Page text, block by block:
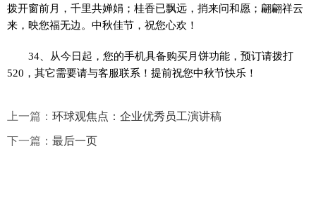
拨开窗前月，千里共婵娟；桂香已飘远，捎来问和愿；翩翩祥云
来，映您福无边。中秋佳节，祝您心欢！
34、从今日起，您的手机具备购买月饼功能，预订请拨打
520，其它需要请与客服联系！提前祝您中秋节快乐！
上一篇： 环球观焦点：企业优秀员工演讲稿
下一篇： 最后一页